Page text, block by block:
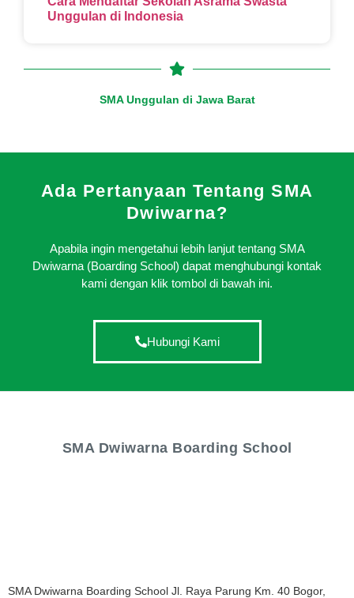
Unggulan di Indonesia
SMA Unggulan di Jawa Barat
Ada Pertanyaan Tentang SMA
Dwiwarna?
Apabila ingin mengetahui lebih lanjut tentang SMA
Dwiwarna (Boarding School) dapat menghubungi kontak
kami dengan klik tombol di bawah ini.
Hubungi Kami
SMA Dwiwarna Boarding School
SMA Dwiwarna Boarding School Jl. Raya Parung Km. 40 Bogor,